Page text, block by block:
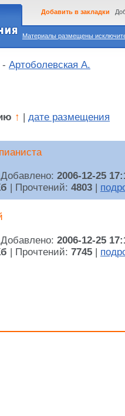
Материалы размещены
Добавить в закладки
- Артоболевская А.
↑ дате размещения
Добавлено: 2006-12-25
| Прочтений: 4803
Добавлено: 2006-12-25
| Прочтений: 7745